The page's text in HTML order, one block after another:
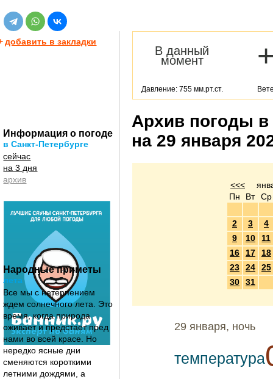
добавить в закладки
Информация о погоде
в Санкт-Петербурге
сейчас
на 3 дня
архив
Народные приметы
лета
Все мы с нетерпением
ждем солнечного лета. Это
время, когда природа
оживает и предстает пред
нами во всей красе. Но
нередко ясные дни
сменяются короткими
летними дождями, а
В данный
момент
Давление: 755 мм.рт.ст.
Архив погоды в
на 29 января
<<<
Пн
Вт Ср
2 3
4
9
10
11
16
17
18
23
24
25
30
31
29 января, ночь
температура